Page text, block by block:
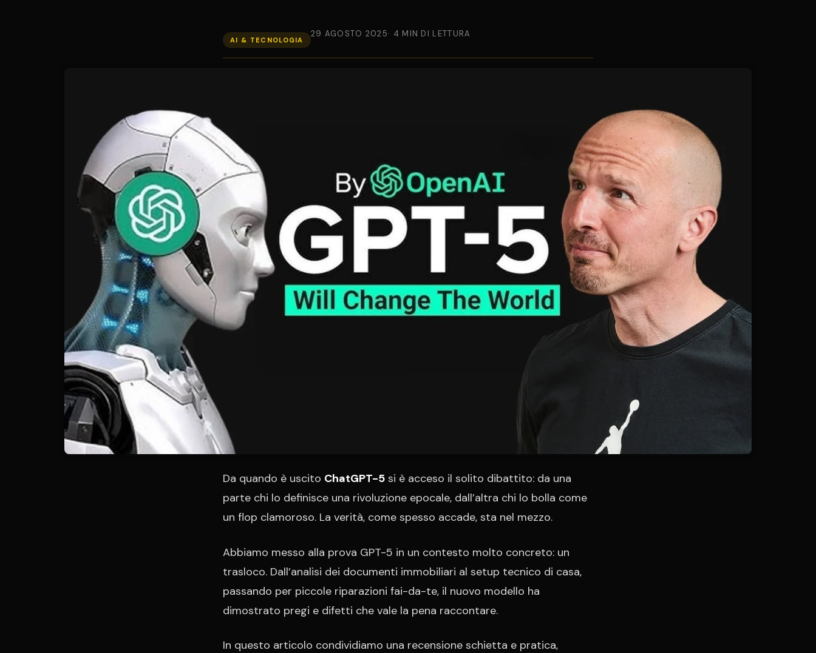
AI & TECNOLOGIA
29 AGOSTO 2025· 4 MIN DI LETTURA
Da quando è uscito ChatGPT-5 si è acceso il solito dibattito: da una
parte chi lo definisce una rivoluzione epocale, dall’altra chi lo bolla come
un flop clamoroso. La verità, come spesso accade, sta nel mezzo.
Abbiamo messo alla prova GPT-5 in un contesto molto concreto: un
trasloco. Dall’analisi dei documenti immobiliari al setup tecnico di casa,
passando per piccole riparazioni fai-da-te, il nuovo modello ha
dimostrato pregi e difetti che vale la pena raccontare.
In questo articolo condividiamo una recensione schietta e pratica,